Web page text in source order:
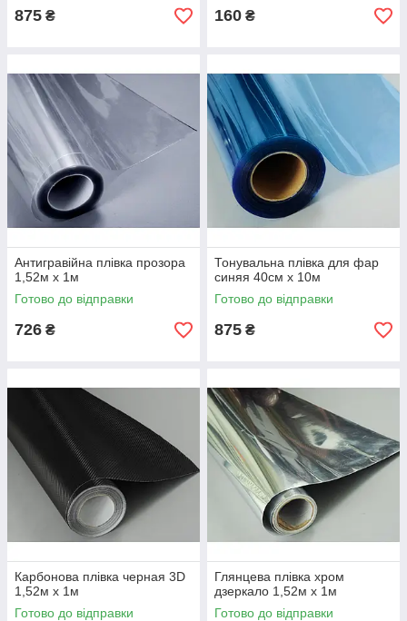
875 ₴ 160 ₴
Антигравійна плівка прозора
1,52м х 1м
Готово до відправки
726 ₴
Тонувальна плівка для фар
синяя 40см х 10м
Готово до відправки
875 ₴
Карбонова плівка черная 3D
1,52м х 1м
Готово до відправки
Глянцева плівка хром
дзеркало 1,52м х 1м
Готово до відправки